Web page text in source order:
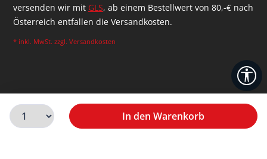
versenden wir mit GLS, ab einem Bestellwert von 80,-€ nach
Österreich entfallen die Versandkosten.
* inkl. MwSt. zzgl. Versandkosten
In den Warenkorb